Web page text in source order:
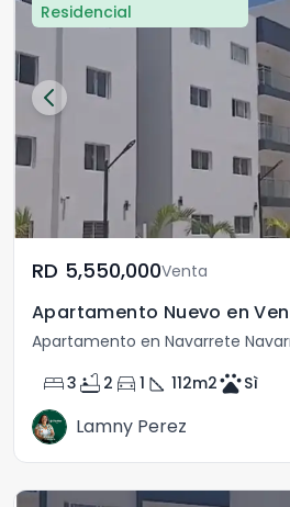
Residencial
RD	5,550,000Venta
Apartamento en Navarrete
bed3 bathtub 2 directions_car 1 square_foot 112m2petsSì
Lamny Perez